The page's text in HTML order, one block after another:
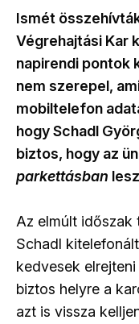
Ismét
Végrehajtási Kar
napirendi pontok
nem szerepel,
mobiltelefon
hogy Schadl
biztos, hogy az
parkettásban
Az elmúlt
Schadl
kedvesek
biztos helyre a
azt is vissza